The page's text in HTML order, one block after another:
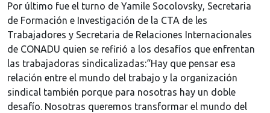
Por último fue el turno de Yamile Socolovsky, Secretaria
de Formación e Investigación de la CTA de les
Trabajadores y Secretaria de Relaciones Internacionales
de CONADU quien se refirió a los desafíos que enfrentan
las trabajadoras sindicalizadas:“Hay que pensar esa
relación entre el mundo del trabajo y la organización
sindical también porque para nosotras hay un doble
desafío. Nosotras queremos transformar el mundo del